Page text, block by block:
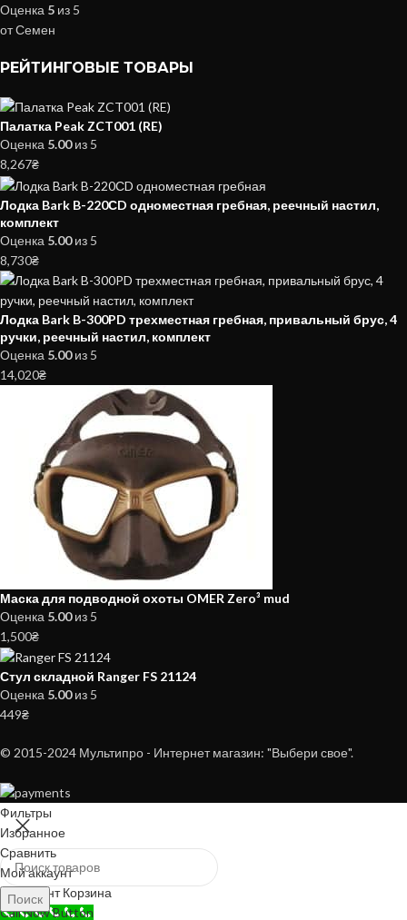
Оценка 5 из 5
от Семен
РЕЙТИНГОВЫЕ ТОВАРЫ
Палатка Peak ZCT001 (RE)
Оценка 5.00из 5
8,267₴
Лодка Bark B-220СD одноместная гребная, реечный настил,
комплект
Оценка 5.00из 5
8,730₴
Лодка Bark B-300PD трехместная гребная, привальный брус, 4
ручки, реечный настил, комплект
Оценка 5.00из 5
14,020₴
Маска для подводной охоты OMER Zero³ mud
Оценка 5.00из 5
1,500₴
Стул складной Ranger FS 21124
Оценка 5.00из 5
449₴
© 2015-2024 Мультипро - Интернет магазин: "Выбери свое".
Поиск
Фильтры
Избранное
Сравнить
Мой аккаунт
0элемент Корзина
Call Now Button